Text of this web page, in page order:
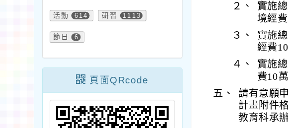
活動 614 研習 1113
節日 6
頁面QRcode
２、
實施
境經
３、
實施
經費
４、
實施
費10
五、
請有意願
計畫附件
教育科承